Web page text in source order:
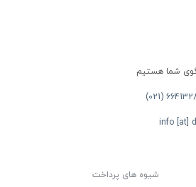
info [at]
شیوه های پرداخت